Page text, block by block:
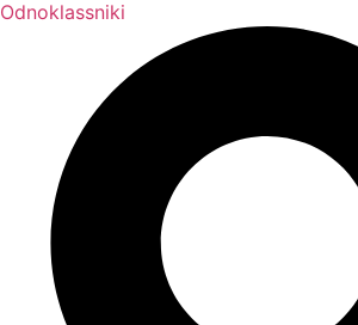
Odnoklassniki